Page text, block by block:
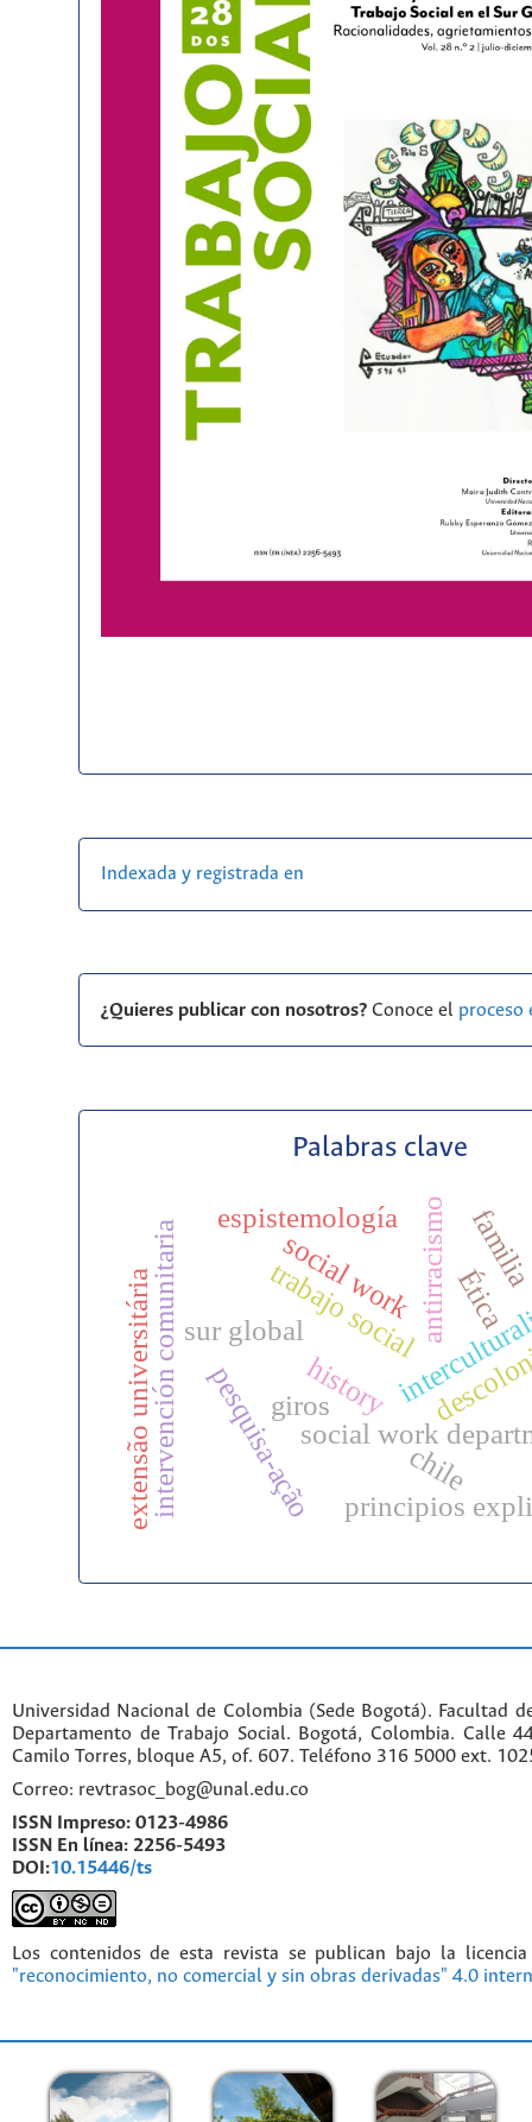
Indexada y registrada en
¿Quieres publicar con nosotros?Conoce el
Palabras clave
social work
history
social work
trabajo social
sur global
giros
chile
intervención comunitaria
extensão universitária pesquisa-ação
antirracismo
espistemología
Ética
principios
Universidad Nacional de Colombia (Sede Bogotá). Facultad
Departamento de Trabajo Social. Bogotá, Colombia. Calle
Camilo Torres, bloque A5, of. 607. Teléfono 316 5000 ext.
Correo: revtrasoc_bog@unal.edu.co
ISSN Impreso: 0123-4986
ISSN En línea: 2256-5493
DOI:10.15446/ts
Los contenidos de esta revista se publican bajo la
"reconocimiento, no comercial y sin obras derivadas" 4.0